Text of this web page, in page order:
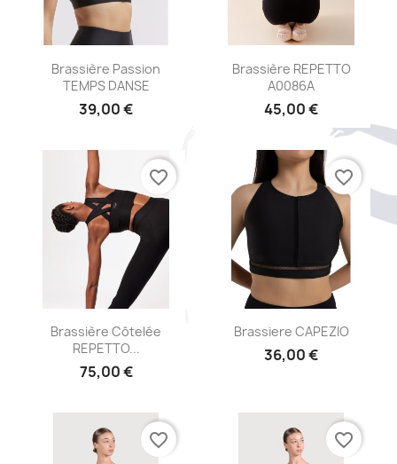
Aperçu rapide
Brassière Passion
TEMPS DANSE
39,00 €
Aperçu rapide
Brassière REPETTO
A0086A
45,00 €
Aperçu rapide
Brassière Côtelée
REPETTO...
75,00 €
favorite_border
Aperçu rapide
Brassiere CAPEZIO
36,00 €
favorite_border
favorite_border favorite_border